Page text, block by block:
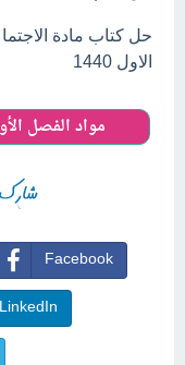
حل كتاب مادة
الاول 1440
مواد الفصل
Facebook
LinkedIn